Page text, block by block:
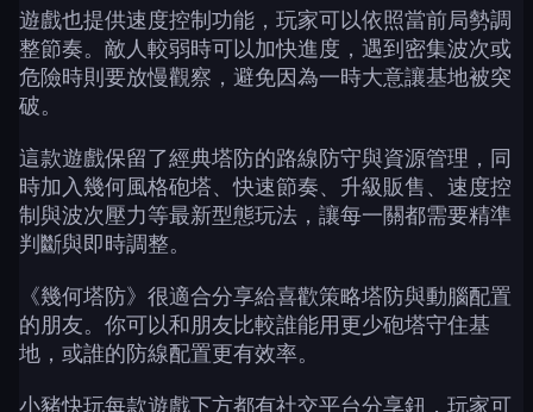
遊戲也提供速度控制功能，玩家可以依照當前局勢調
整節奏。敵人較弱時可以加快進度，遇到密集波次或
危險時則要放慢觀察，避免因為一時大意讓基地被突
破。
這款遊戲保留了經典塔防的路線防守與資源管理，同
時加入幾何風格砲塔、快速節奏、升級販售、速度控
制與波次壓力等最新型態玩法，讓每一關都需要精準
判斷與即時調整。
《幾何塔防》很適合分享給喜歡策略塔防與動腦配置
的朋友。你可以和朋友比較誰能用更少砲塔守住基
地，或誰的防線配置更有效率。
小豬快玩每款遊戲下方都有社交平台分享鈕，玩家可